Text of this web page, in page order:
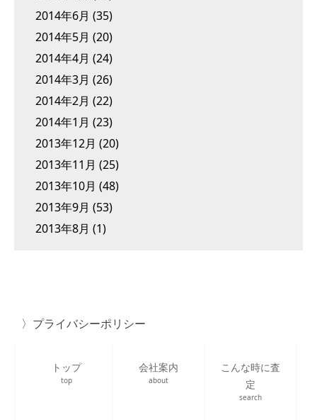
2014年6月 (35)
2014年5月 (20)
2014年4月 (24)
2014年3月 (26)
2014年2月 (22)
2014年1月 (23)
2013年12月 (20)
2013年11月 (25)
2013年10月 (48)
2013年9月 (53)
2013年8月 (1)
プライバシーポリシー
トップ
top
会社案内
about
こんな時に査
定
search